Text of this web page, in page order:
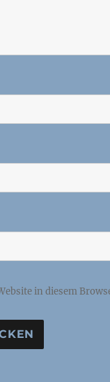
in diesem